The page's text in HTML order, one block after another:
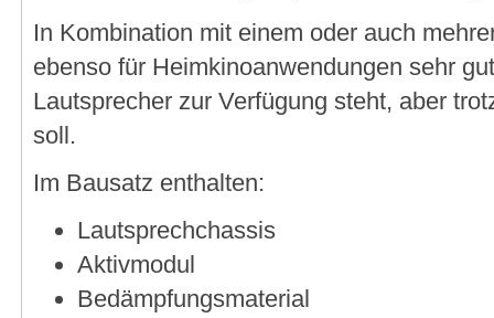
In Kombination mit einem oder auch
ebenso für Heimkinoanwendungen sehr
Lautsprecher zur Verfügung steht, aber
soll.
Im Bausatz enthalten:
Lautsprechchassis
Aktivmodul
Bedämpfungsmaterial